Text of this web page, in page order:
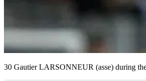
30 Gautier LARSONNEUR (asse) during